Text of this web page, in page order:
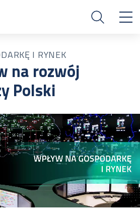
I RYNEK
na rozwój
Polski